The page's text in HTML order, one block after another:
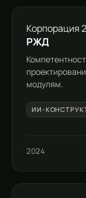
Корпорация
РЖД
модулям.
ИИ-
2024